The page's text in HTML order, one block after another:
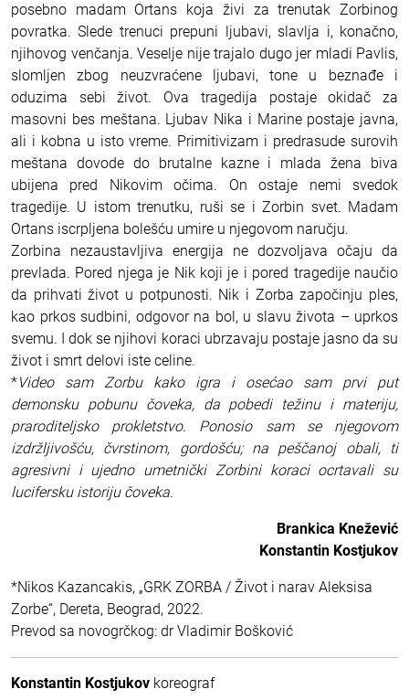
posebno madam Ortans koja živi za trenutak Zorbinog
povratka. Slede trenuci prepuni ljubavi, slavlja i, konačno,
njihovog venčanja. Veselje nije trajalo dugo jer mladi Pavlis,
slomljen zbog neuzvraćene ljubavi, tone u beznađe i
oduzima sebi život. Ova tragedija postaje okidač za
masovni bes meštana. Ljubav Nika i Marine postaje javna,
ali i kobna u isto vreme. Primitivizam i predrasude surovih
meštana dovode do brutalne kazne i mlada žena biva
ubijena pred Nikovim očima. On ostaje nemi svedok
tragedije. U istom trenutku, ruši se i Zorbin svet. Madam
Ortans iscrpljena bolešću umire u njegovom naručju.
Zorbina nezaustavljiva energija ne dozvoljava očaju da
prevlada. Pored njega je Nik koji je i pored tragedije naučio
da prihvati život u potpunosti. Nik i Zorba započinju ples,
kao prkos sudbini, odgovor na bol, u slavu života – uprkos
svemu. I dok se njihovi koraci ubrzavaju postaje jasno da su
život i smrt delovi iste celine.
*Video sam Zorbu kako igra i osećao sam prvi put
demonsku pobunu čoveka, da pobedi težinu i materiju,
praroditeljsko prokletstvo. Ponosio sam se njegovom
izdržljivošću, čvrstinom, gordošću; na peščanoj obali, ti
agresivni i ujedno umetnički Zorbini koraci ocrtavali su
lucifersku istoriju čoveka.
Brankica Knežević
Konstantin Kostjukov
*Nikos Kazancakis, „GRK ZORBA / Život i narav Aleksisa
Zorbe“, Dereta, Beograd, 2022.
Prevod sa novogrčkog: dr Vladimir Bošković
Konstantin Kostjukov koreograf